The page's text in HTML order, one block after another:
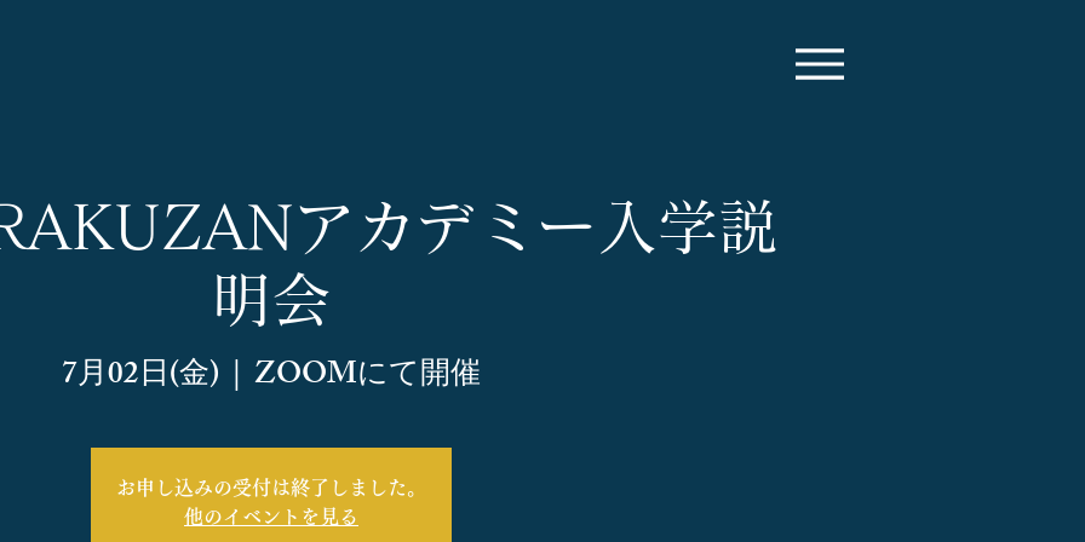
アカデミー入学説
明会
7月02日(金)
  |
ZOOMにて開催
お申し込みの受付は終了しました。
他のイベントを見る